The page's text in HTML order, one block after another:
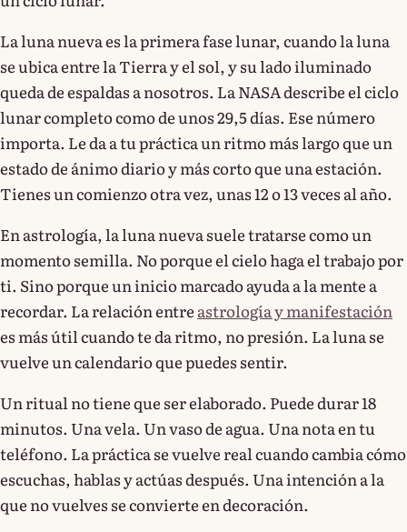
La luna nueva es la primera fase lunar, cuando la luna
se ubica entre la Tierra y el sol, y su lado iluminado
queda de espaldas a nosotros. La NASA describe el ciclo
lunar completo como de unos 29,5 días. Ese número
importa. Le da a tu práctica un ritmo más largo que un
estado de ánimo diario y más corto que una estación.
Tienes un comienzo otra vez, unas 12 o 13 veces al año.
En astrología, la luna nueva suele tratarse como un
momento semilla. No porque el cielo haga el trabajo por
ti. Sino porque un inicio marcado ayuda a la mente a
recordar. La relación entre astrología y manifestación
es más útil cuando te da ritmo, no presión. La luna se
vuelve un calendario que puedes sentir.
Un ritual no tiene que ser elaborado. Puede durar 18
minutos. Una vela. Un vaso de agua. Una nota en tu
teléfono. La práctica se vuelve real cuando cambia cómo
escuchas, hablas y actúas después. Una intención a la
que no vuelves se convierte en decoración.